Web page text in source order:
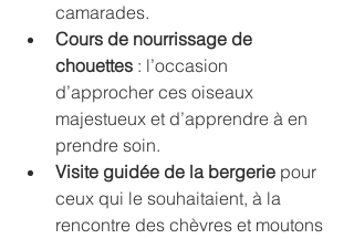
camarades.
Cours de nourrissage de
chouettes : l’occasion
d’approcher ces oiseaux
majestueux et d’apprendre à en
prendre soin.
Visite guidée de la bergerie pour
ceux qui le souhaitaient, à la
rencontre des chèvres et moutons